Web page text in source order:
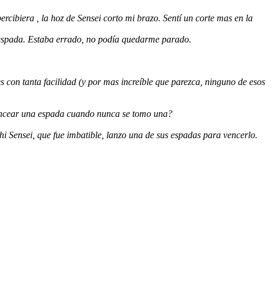
, la hoz de Sensei corto mi brazo. Sentí un corte mas en la
Estaba errado, no podía quedarme parado.
tanta facilidad (y por mas increíble que parezca, ninguno de esos
una espada cuando nunca se tomo una?
que fue imbatible, lanzo una de sus espadas para vencerlo.